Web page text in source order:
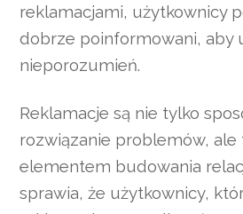
reklamacjami, użytkownicy
dobrze poinformowani, aby
nieporozumień.
Reklamacje są nie tylko
rozwiązanie problemów, ale
elementem budowania
sprawia, że użytkownicy,